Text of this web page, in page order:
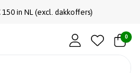
in NL (excl. dakkoffers)
0